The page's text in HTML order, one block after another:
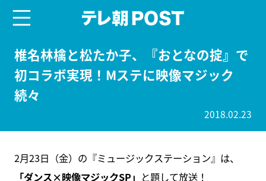
椎名林檎と松たか子、『おとなの掟』で
初コラボ実現！Mステに映像マジック
続々
2018.02.23
2月23日（金）の『ミュージックステーション』は、
「ダンス×映像マジックSP」 と題して放送！